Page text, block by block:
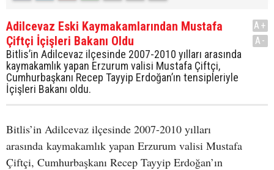
Adilcevaz Eski Kaymakamlarından Mustafa
Çiftçi İçişleri Bakanı Oldu
Bitlis’in Adilcevaz ilçesinde 2007-2010 yılları arasında
kaymakamlık yapan Erzurum valisi Mustafa Çiftçi,
Cumhurbaşkanı Recep Tayyip Erdoğan’ın tensipleriyle
İçişleri Bakanı oldu.
A+
A-
Bitlis’in Adilcevaz ilçesinde 2007-2010 yılları
arasında kaymakamlık yapan Erzurum valisi Mustafa
Çiftçi, Cumhurbaşkanı Recep Tayyip Erdoğan’ın